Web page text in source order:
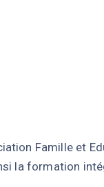
Famille et
la formation